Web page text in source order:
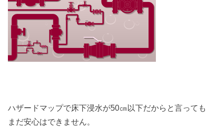
ハザードマップで床下浸水が50㎝以下だからと言っても
まだ安心はできません。